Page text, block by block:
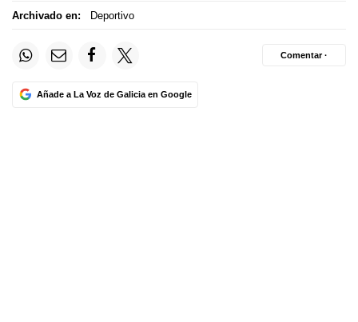
Archivado en: Deportivo
Añade a La Voz de Galicia en Google
Comentar ·